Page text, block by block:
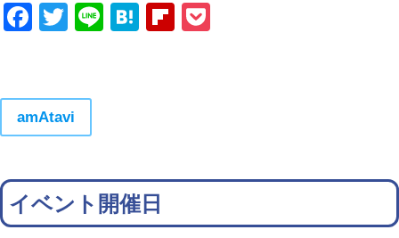
Facebook
Twitter
LineHatenaFlipboard
amAtavi
イベント開催日